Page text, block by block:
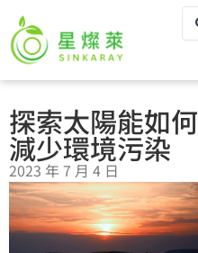
探索太陽能如何
減少環境污染
2023 年 7 月 4 日